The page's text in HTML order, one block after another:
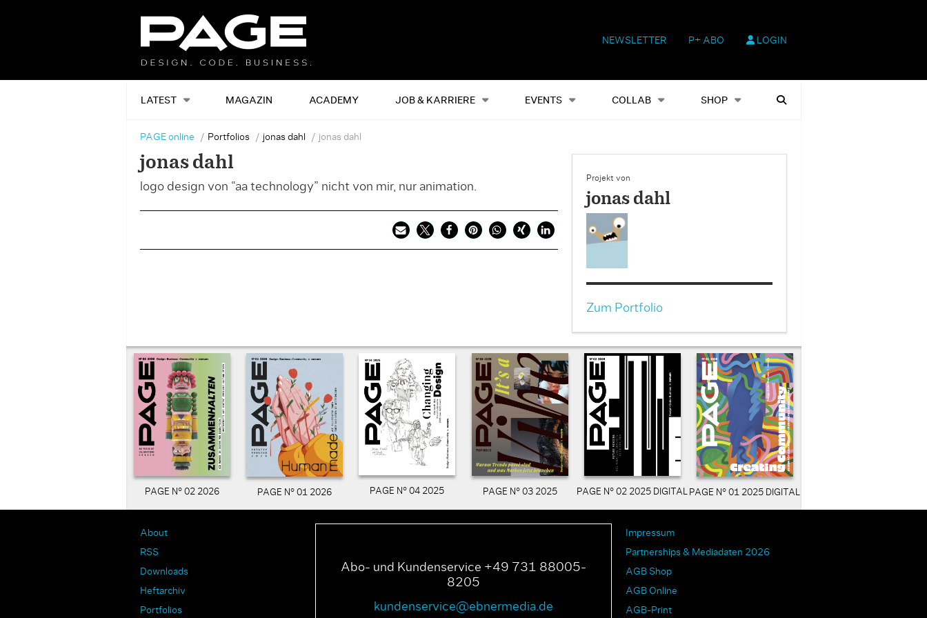
NEWSLETTER P+ ABO LOGIN
LATEST MAGAZIN ACADEMY JOB & KARRIERE EVENTS COLLAB SHOP
Alles Events Shop Heftausgaben Suchen
PAGE online Portfolios jonas dahl jonas dahl
jonas dahl
logo design von “aa technology” nicht von mir, nur animation.
Projekt von
jonas dahl
Zum Portfolio
PAGE N° 02 2026 PAGE N° 01 2026 PAGE N° 04 2025 PAGE N° 03 2025 PAGE N° 02 2025 DIGITAL PAGE N° 01 2025 DIGITAL
About
RSS
Downloads
Heftarchiv
Portfolios
Abo- und Kundenservice +49 731 88005-
8205
kundenservice@ebnermedia.de
Impressum
Partnerships & Mediadaten 2026
AGB Shop
AGB Online
AGB-Print